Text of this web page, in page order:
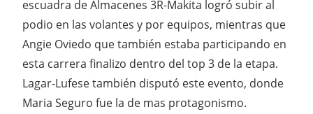
escuadra de Almacenes 3R-Makita logró subir al
podio en las volantes y por equipos, mientras que
Angie Oviedo que también estaba participando en
esta carrera finalizo dentro del top 3 de la etapa.
Lagar-Lufese también disputó este evento, donde
Maria Seguro fue la de mas protagonismo.